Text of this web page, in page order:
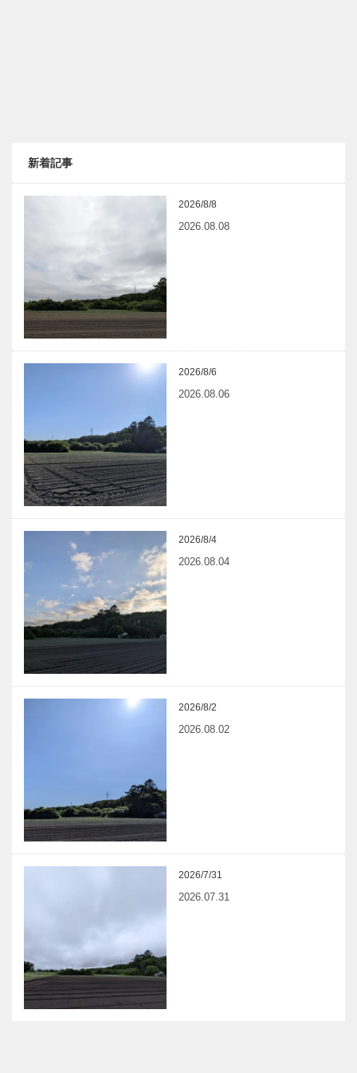
新着記事
2026/8/8
2026.08.08
2026/8/6
2026.08.06
2026/8/4
2026.08.04
2026/8/2
2026.08.02
2026/7/31
2026.07.31